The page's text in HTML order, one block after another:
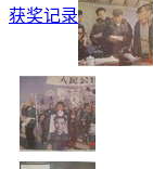
获奖记录